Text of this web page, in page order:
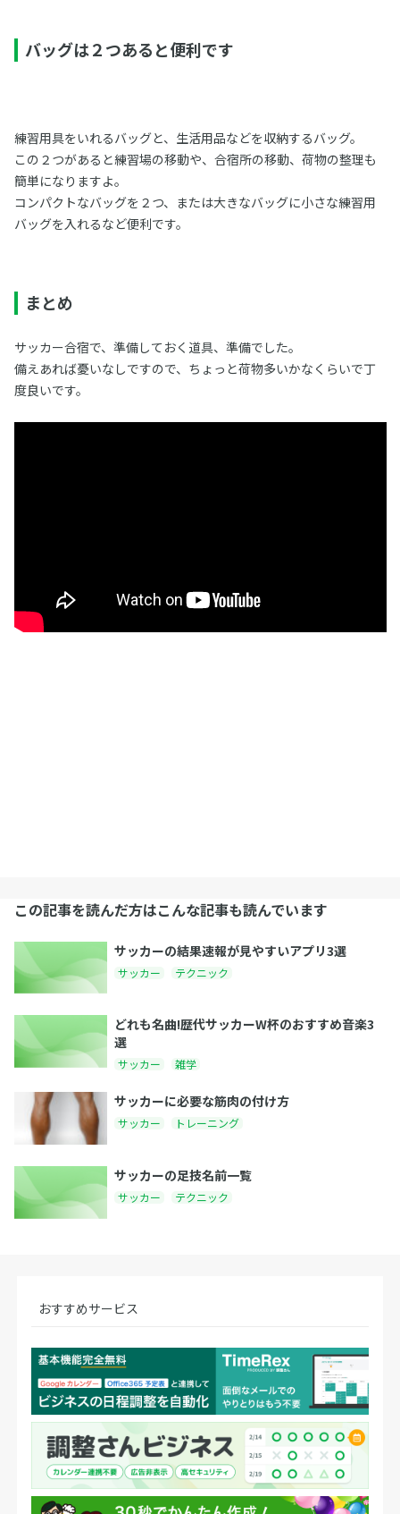
バッグは２つあると便利です
練習用具をいれるバッグと、生活用品などを収納するバッグ。
この２つがあると練習場の移動や、合宿所の移動、荷物の整理も
簡単になりますよ。
コンパクトなバッグを２つ、または大きなバッグに小さな練習用
バッグを入れるなど便利です。
まとめ
サッカー合宿で、準備しておく道具、準備でした。
備えあれば憂いなしですので、ちょっと荷物多いかなくらいで丁
度良いです。
この記事を読んだ方はこんな記事も読んでいます
サッカーの結果速報が見やすいアプリ3選
サッカー テクニック
どれも名曲!歴代サッカーW杯のおすすめ音楽3
選
サッカー 雑学
サッカーに必要な筋肉の付け方
サッカー トレーニング
サッカーの足技名前一覧
サッカー テクニック
おすすめサービス